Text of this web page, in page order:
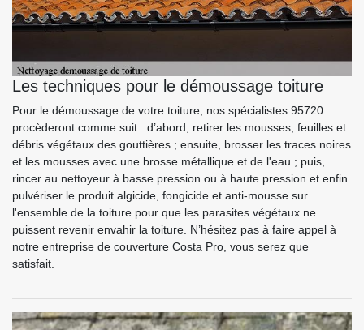
Les techniques pour le démoussage toiture
Pour le démoussage de votre toiture, nos spécialistes 95720
procèderont comme suit : d’abord, retirer les mousses, feuilles et
débris végétaux des gouttières ; ensuite, brosser les traces noires
et les mousses avec une brosse métallique et de l'eau ; puis,
rincer au nettoyeur à basse pression ou à haute pression et enfin
pulvériser le produit algicide, fongicide et anti-mousse sur
l'ensemble de la toiture pour que les parasites végétaux ne
puissent revenir envahir la toiture. N’hésitez pas à faire appel à
notre entreprise de couverture Costa Pro, vous serez que
satisfait.